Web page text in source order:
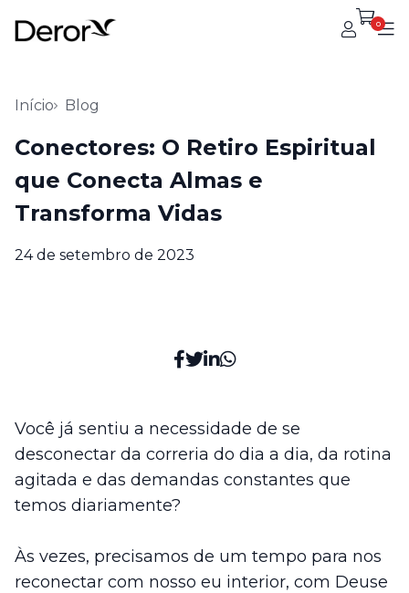
0
Início Blog
Conectores: O Retiro Espiritual
que Conecta Almas e
Transforma Vidas
24 de setembro de 2023
Você já sentiu a necessidade de se
desconectar da correria do dia a dia, da rotina
agitada e das demandas constantes que
temos diariamente?
Às vezes, precisamos de um tempo para nos
reconectar com nosso eu interior, com Deuse